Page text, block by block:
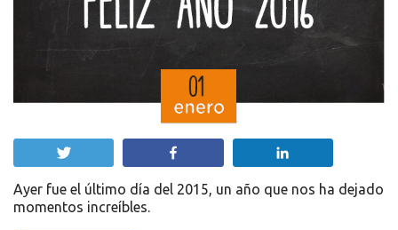
Ayer fue el último día del 2015, un año que nos ha dejado
momentos increíbles.